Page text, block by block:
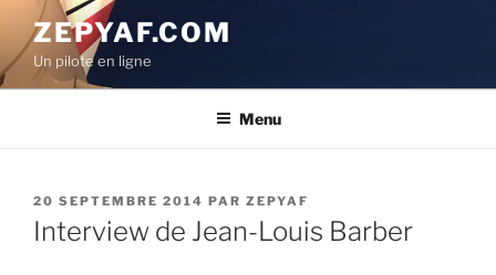
contenu
principal
ZEPYAF.COM
Un pilote en ligne
Menu
PUBLIÉ
LE
20 SEPTEMBRE 2014 PAR ZEPYAF
Interview de Jean-Louis Barber